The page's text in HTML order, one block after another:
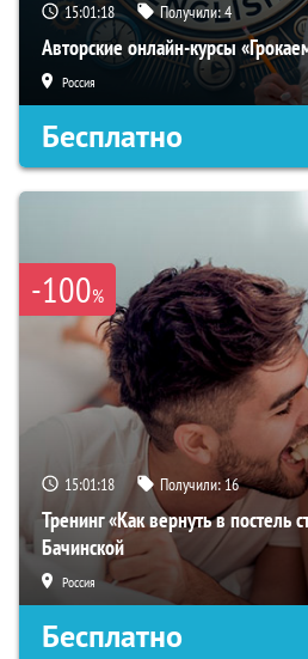
15:01:17 Получили:4
Авторские онлайн-курсы
Россия
Бесплатно
-100%
15:01:17 Получили:16
Тренинг «Как вернуть в постель
Бачинской
Россия
Бесплатно